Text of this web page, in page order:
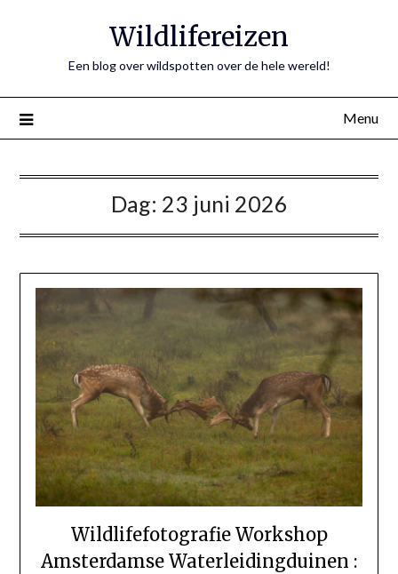
Wildlifereizen
Een blog over wildspotten over de hele wereld!
Menu
Dag: 23 juni 2026
Wildlifefotografie Workshop
Amsterdamse Waterleidingduinen :